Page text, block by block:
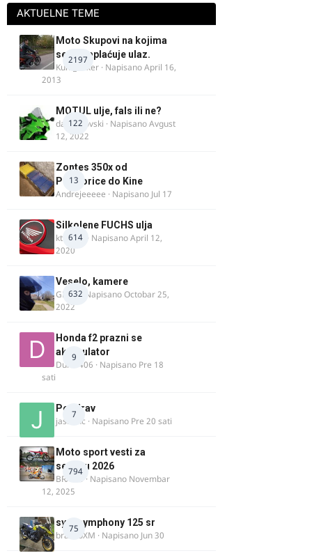
AKTUELNE TEME
2197
Moto Skupovi na kojima
se ne naplaćuje ulaz.
Kum_Mixer · NapisanoApril 16,
2013
122
MOTUL ulje, fals ili ne?
dalipopovski · NapisanoAvgust
12, 2022
13
Zontes 350x od
Podgorice do Kine
Andrejeeeee · Napisano Jul 17
614
Silkolene FUCHS ulja
ktm600 · NapisanoApril 12,
2020
632
Veselo, kamere
GR 46· NapisanoOctobar 25,
2022
9
Honda f2 prazni se
akomulator
Dule1406 · Napisano Pre 18
sati
7
Pozdrav
jasminc · Napisano Pre 20 sati
794
Moto sport vesti za
sezonu 2026
BRACO · Napisano Novembar
12, 2025
75
sym symphony 125 sr
brankoXM · Napisano Jun 30